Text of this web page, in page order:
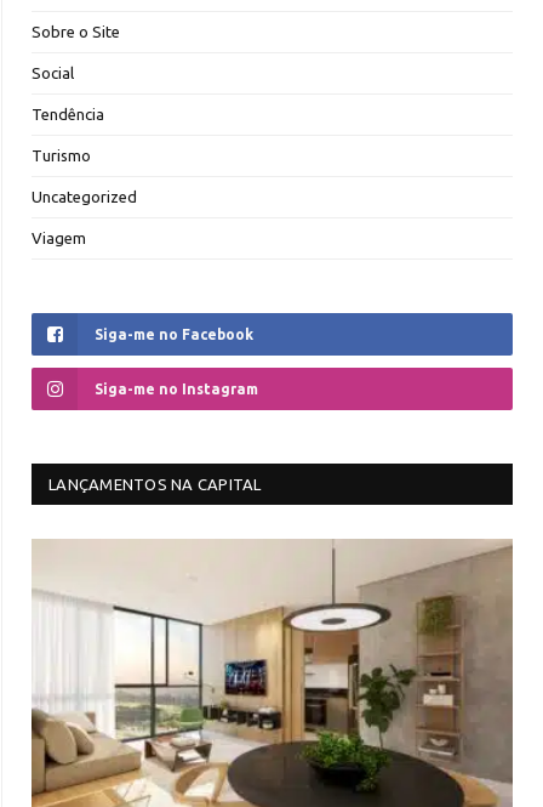
Sobre o Site
Social
Tendência
Turismo
Uncategorized
Viagem
Siga-me no Facebook
Siga-me no Instagram
LANÇAMENTOS NA CAPITAL